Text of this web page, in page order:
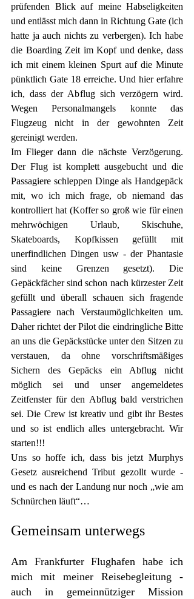
prüfenden Blick auf meine Habseligkeiten
und entlässt mich dann in Richtung Gate (ich
hatte ja auch nichts zu verbergen). Ich habe
die Boarding Zeit im Kopf und denke, dass
ich mit einem kleinen Spurt auf die Minute
pünktlich Gate 18 erreiche. Und hier erfahre
ich, dass der Abflug sich verzögern wird.
Wegen Personalmangels konnte das
Flugzeug nicht in der gewohnten Zeit
gereinigt werden.
Im Flieger dann die nächste Verzögerung.
Der Flug ist komplett ausgebucht und die
Passagiere schleppen Dinge als Handgepäck
mit, wo ich mich frage, ob niemand das
kontrolliert hat (Koffer so groß wie für einen
mehrwöchigen Urlaub, Skischuhe,
Skateboards, Kopfkissen gefüllt mit
unerfindlichen Dingen usw - der Phantasie
sind keine Grenzen gesetzt). Die
Gepäckfächer sind schon nach kürzester Zeit
gefüllt und überall schauen sich fragende
Passagiere nach Verstaumöglichkeiten um.
Daher richtet der Pilot die eindringliche Bitte
an uns die Gepäckstücke unter den Sitzen zu
verstauen, da ohne vorschriftsmäßiges
Sichern des Gepäcks ein Abflug nicht
möglich sei und unser angemeldetes
Zeitfenster für den Abflug bald verstrichen
sei. Die Crew ist kreativ und gibt ihr Bestes
und so ist endlich alles untergebracht. Wir
starten!!!
Uns so hoffe ich, dass bis jetzt Murphys
Gesetz ausreichend Tribut gezollt wurde -
und es nach der Landung nur noch „wie am
Schnürchen läuft“…
Gemeinsam unterwegs
Am Frankfurter Flughafen habe ich
mich mit meiner Reisebegleitung -
auch in gemeinnütziger Mission